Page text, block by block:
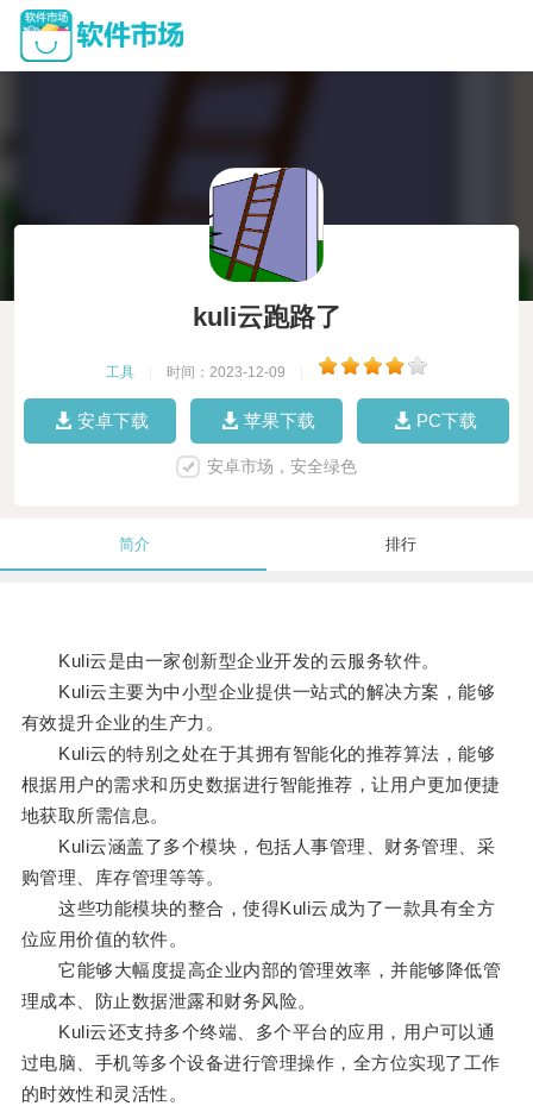
kuli云跑路了
工具 时间：2023-12-09
安卓下载 苹果下载 PC下载
安卓市场，安全绿色
简介 排行
Kuli云是由一家创新型企业开发的云服务软件。
Kuli云主要为中小型企业提供一站式的解决方案，能够
有效提升企业的生产力。
Kuli云的特别之处在于其拥有智能化的推荐算法，能够
根据用户的需求和历史数据进行智能推荐，让用户更加便捷
地获取所需信息。
Kuli云涵盖了多个模块，包括人事管理、财务管理、采
购管理、库存管理等等。
这些功能模块的整合，使得Kuli云成为了一款具有全方
位应用价值的软件。
它能够大幅度提高企业内部的管理效率，并能够降低管
理成本、防止数据泄露和财务风险。
Kuli云还支持多个终端、多个平台的应用，用户可以通
过电脑、手机等多个设备进行管理操作，全方位实现了工作
的时效性和灵活性。